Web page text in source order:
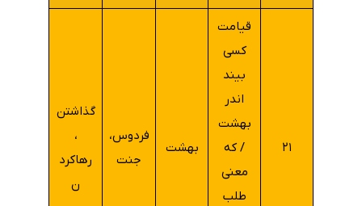
۲۱
قیامت
کسی
بیند
اندر
بهشت
/ که
معنی
طلب
بهشت
فردوس،
جنت
گذاشتن
،
رهاکرد
ن